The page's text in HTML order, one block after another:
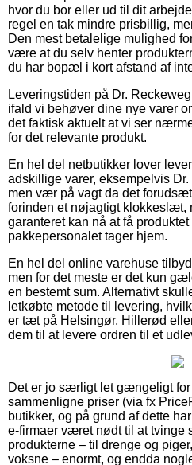
hvor du bor eller ud til dit
regel en tak mindre prisbillig,
Den mest betalelige mulighed
være at du selv henter
du har bopæl i kort afstand af
Leveringstiden på Dr.
ifald vi behøver dine nye varer
det faktisk aktuelt at vi ser
for det relevante produkt.
En hel del netbutikker lover
adskillige varer, eksempelvis
men vær på vagt da det
forinden et nøjagtigt klokkeslæt,
garanteret kan nå at få
pakkepersonalet tager hjem.
En hel del online varehuse
men for det meste er det kun
en bestemt sum. Alternativt
letkøbte metode til levering,
er tæt på Helsingør, Hillerød
dem til at levere ordren til et
Det er jo særligt let gængeligt
sammenligne priser (via fx
butikker, og på grund af dette
e-firmaer været nødt til at tvinge
produkterne – til drenge og
voksne – enormt, og endda